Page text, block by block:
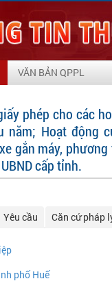
VĂN BẢN QPPL
phép cho các
Hoạt động
gắn máy,
cấp tỉnh.
Yêu cầu Căn cứ pháp
phố Huế